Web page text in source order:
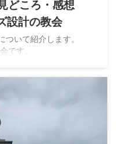
どころ・感想
設計の教会
いて紹介します。
です。